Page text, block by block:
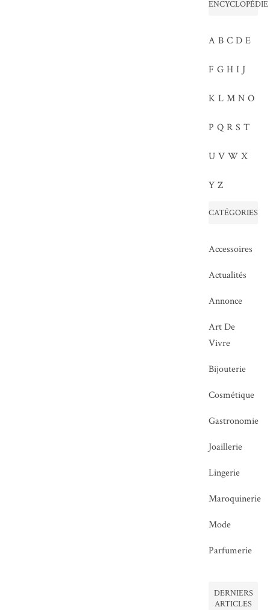
ENCYCLOPÉDIE
A B C D E
F G H I J
K L M N O
P Q R S T
U V W X
Y Z
CATÉGORIES
Accessoires
Actualités
Annonce
Art De
Vivre
Bijouterie
Cosmétique
Gastronomie
Joaillerie
Lingerie
Maroquinerie
Mode
Parfumerie
DERNIERS
ARTICLES